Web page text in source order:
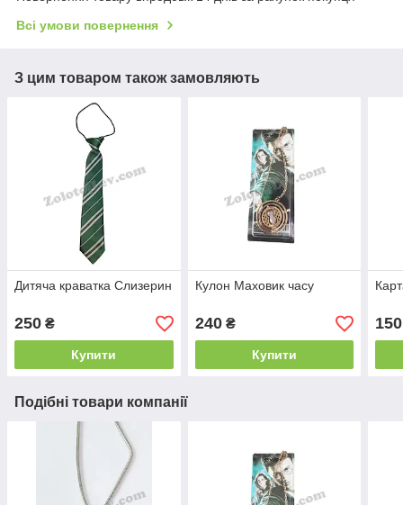
Всі умови повернення
З цим товаром також замовляють
Дитяча краватка Слизерин
250 ₴
Купити
Кулон Маховик часу
240₴
Купити
150
Подібні товари компанії